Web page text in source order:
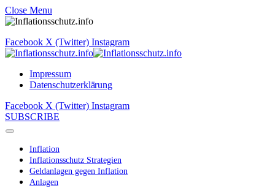
Close Menu
Facebook X (Twitter) Instagram
Impressum
Datenschutzerklärung
Facebook X (Twitter) Instagram
SUBSCRIBE
Inflation
Inflationsschutz Strategien
Geldanlagen gegen Inflation
Anlagen